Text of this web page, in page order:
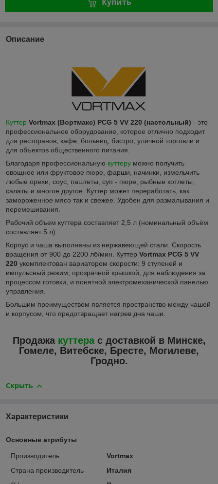
Описание
Куттер Vortmax (Вортмакс) PCG 5 VV 220 (настольный) - это
профессиональное оборудование, которое отлично подходит
для ресторанов, кафе, больниц, бистро, уличной торговли и
для объектов общественного питания.
Благодаря профессиональную куттеру можно получить
овощное или фруктовое пюре, фарши, начинки, измельчить
любые орехи, соус, паштеты, суп - пюре, рыбные котлеты,
салаты и многое другое. Куттер может переработать, как
замороженное мясо так и свежее. Удобен для размалывания и
перемешивания.
Рабочий объем куттера составляет 2,5 л (номинальный объём
составляет 5 л).
Корпус и чаша выполнены из нержавеющей стали. Скорость
вращения от 900 до 2200 лб/мин. Куттер Vortmax PCG 5 VV
220 укомплектован вариатором скорости: 9 ступеней и
импульсный режим, прозрачной крышкой, для наблюдения за
процессом готовки, и понятной электромеханической панелью
управления.
Большим преимуществом является пространство между чашей
и корпусом, что предотвращает нагрев дна чаши.
Продажа куттерас доставкой в Минске,
Гомеле, Витебске, Бресте, Могилеве,
Гродно.
Скрыть
Характеристики
Основные атрибуты
Производитель
Vortmax
Страна производитель
Италия